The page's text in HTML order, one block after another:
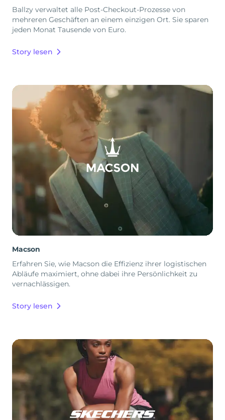
Ballzy verwaltet alle Post-Checkout-Prozesse von
mehreren Geschäften an einem einzigen Ort. Sie sparen
jeden Monat Tausende von Euro.
Story lesen
Macson
Erfahren Sie, wie Macson die Effizienz ihrer logistischen
Abläufe maximiert, ohne dabei ihre Persönlichkeit zu
vernachlässigen.
Story lesen